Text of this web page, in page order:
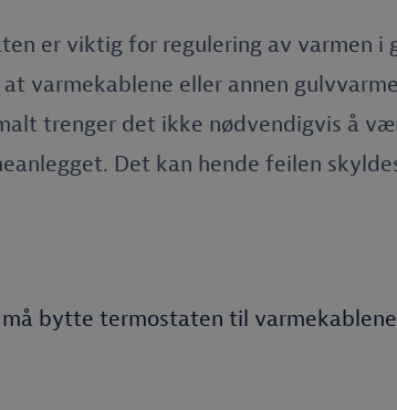
er viktig for regulering av varmen i
varmekablene eller annen
trenger det ikke nødvendigvis å
Det kan hende feilen
må bytte termostaten til